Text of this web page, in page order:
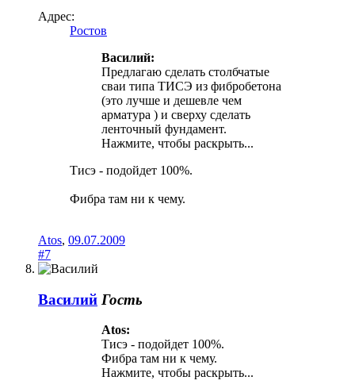
Адрес:
Ростов
Василий:
Предлагаю сделать столбчатые
сваи типа ТИСЭ из фибробетона
(это лучше и дешевле чем
арматура ) и сверху сделать
ленточный фундамент.
Нажмите, чтобы раскрыть...
Тисэ - подойдет 100%.
Фибра там ни к чему.
Atos, 09.07.2009
#7
Василий Гость
Atos:
Тисэ - подойдет 100%.
Фибра там ни к чему.
Нажмите, чтобы раскрыть...